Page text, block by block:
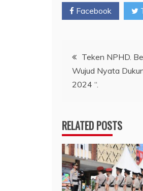
Facebook
Navigasi
pos
Teken NPHD.
Wujud Nyata
2024 “.
RELATED POSTS